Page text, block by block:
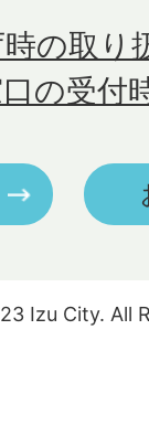
の受付
の取り
Izu City. All